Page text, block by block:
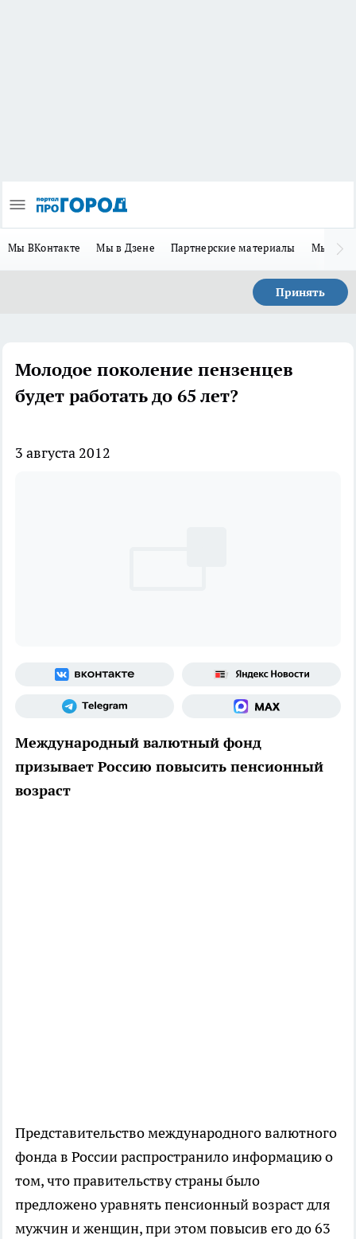
Мы ВКонтакте Мы в Дзене Партнерские материалы Мы в
Принять
Молодое поколение пензенцев
будет работать до 65 лет?
3 августа 2012
Международный валютный фонд
призывает Россию повысить пенсионный
возраст
Представительство международного валютного
фонда в России распространило информацию о
том, что правительству страны было
предложено уравнять пенсионный возраст для
мужчин и женщин, при этом повысив его до 63